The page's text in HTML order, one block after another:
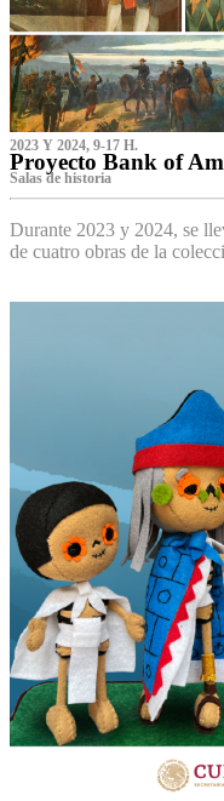
2023 Y 2024, 9-17 H.
Proyecto Bank of
S‌alas de historia
Durante 2023 y 2024, se
de cuatro obras de la